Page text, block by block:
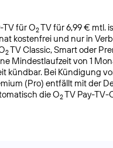
TV für O2TV für 6,99 € mtl.
kostenfrei und nur in
2TV Classic, Smart oder
Mindestlaufzeit von 1
kündbar. Bei Kündigung
(Pro) entfällt mit der
die O2TV Pay-TV-